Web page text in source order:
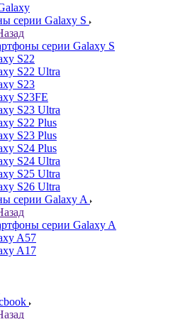
серии Galaxy S
серии Galaxy S
S22
S22 Ultra
S23
S23FE
S23 Ultra
S22 Plus
S23 Plus
S24 Plus
S24 Ultra
S25 Ultra
S26 Ultra
серии Galaxy A
серии Galaxy A
A57
A17